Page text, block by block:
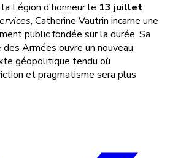
Légion d'honneur le 13 juillet
, Catherine Vautrin incarne une
public fondée sur la durée. Sa
Armées ouvre un nouveau
géopolitique tendu où
et pragmatisme sera plus